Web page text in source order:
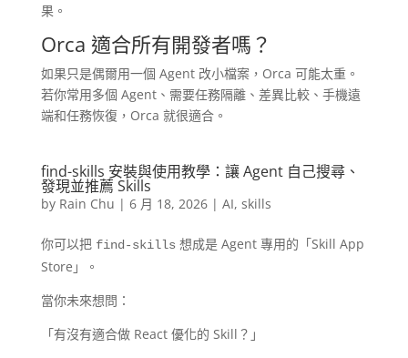
果。
Orca 適合所有開發者嗎？
如果只是偶爾用一個 Agent 改小檔案，Orca 可能太重。
若你常用多個 Agent、需要任務隔離、差異比較、手機遠
端和任務恢復，Orca 就很適合。
find-skills 安裝與使用教學：讓 Agent 自己搜尋、
發現並推薦 Skills
by Rain Chu | 6 月 18, 2026| AI, skills
你可以把 find-skills 想成是 Agent 專用的「Skill App
Store」。
當你未來想問：
「有沒有適合做 React 優化的 Skill？」